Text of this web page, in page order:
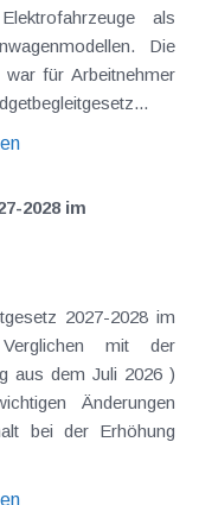
als
Die
war für Arbeitnehmer
2028 im
2027-2028 im
mit der
aus dem Juli 2026 )
Änderungen